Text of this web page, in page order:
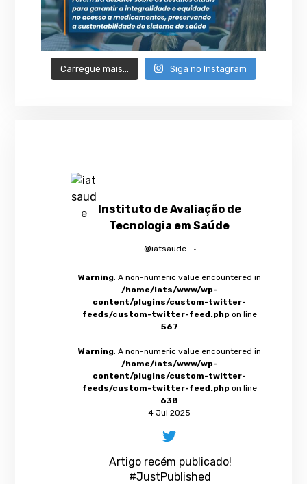
Carregue mais… Siga no Instagram
Instituto de Avaliação de
Tecnologia em Saúde
@iatsaude ·
Warning: A non-numeric value encountered in
/home/iats/www/wp-
content/plugins/custom-twitter-
feeds/custom-twitter-feed.php on line
567
Warning: A non-numeric value encountered in
/home/iats/www/wp-
content/plugins/custom-twitter-
feeds/custom-twitter-feed.php on line
638
4 Jul 2025
Artigo recém publicado!
#JustPublished